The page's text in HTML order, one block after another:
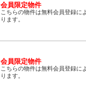
会員限定物件
こちらの物件は無料会員登録に
ります。
会員限定物件
こちらの物件は無料会員登録に
ります。